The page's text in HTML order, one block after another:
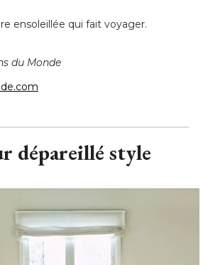
ensoleillée qui fait voyager.
du Monde
dépareillé style